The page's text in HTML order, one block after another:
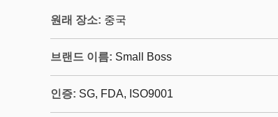
원래 장소: 중국
브랜드 이름: Small Boss
인증: SG, FDA, ISO9001